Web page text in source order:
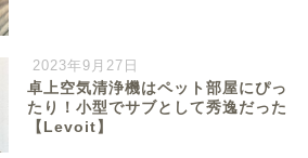
2023年9月27日
卓上空気清浄機はペット部屋にぴっ
たり！小型でサブとして秀逸だった
【Levoit】